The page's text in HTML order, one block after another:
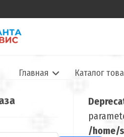
Главная Каталог
/home/